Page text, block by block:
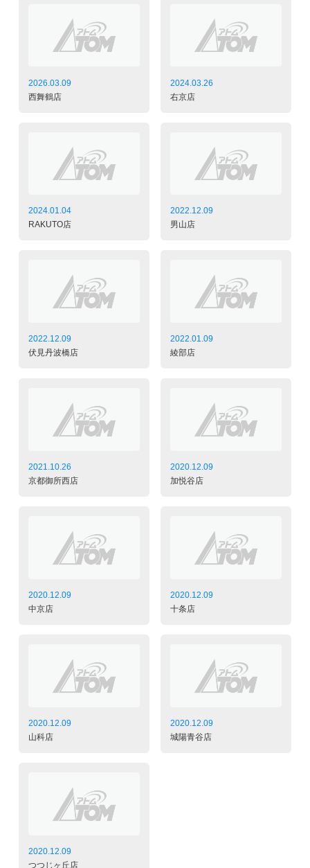
2026.03.09
西舞鶴店
2024.03.26
右京店
2024.01.04
RAKUTO店
2022.12.09
男山店
2022.12.09
伏見丹波橋店
2022.01.09
綾部店
2021.10.26
京都御所西店
2020.12.09
加悦谷店
2020.12.09
中京店
2020.12.09
十条店
2020.12.09
山科店
2020.12.09
城陽青谷店
2020.12.09
つつじヶ丘店